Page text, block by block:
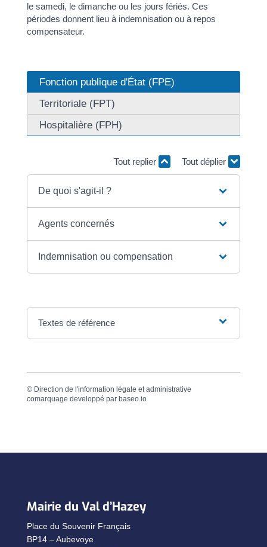
le samedi, le dimanche ou les jours fériés. Ces
périodes donnent lieu à indemnisation ou à repos
compensateur.
Fonction publique d'État (FPE)
Territoriale (FPT)
Hospitalière (FPH)
Tout replier Tout déplier
De quoi s'agit-il ?
Agents concernés
Indemnisation ou compensation
Textes de référence
© Direction de l'information légale et administrative
comarquage developpé par baseo.io
Mairie du Val d’Hazey
Place du Souvenir Français
BP14 – Aubevoye